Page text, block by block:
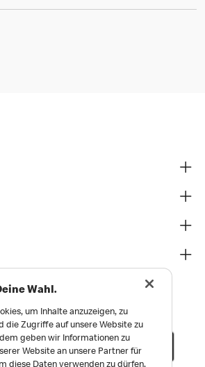
Wahl.
um Inhalte anzuzeigen, zu
die Zugriffe auf unsere Website zu
geben wir Informationen zu
Website an unsere Partner für